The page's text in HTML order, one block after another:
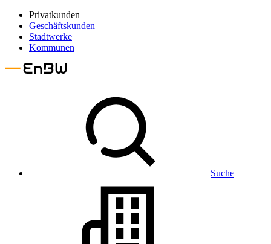
Privatkunden
Geschäftskunden
Stadtwerke
Kommunen
Suche